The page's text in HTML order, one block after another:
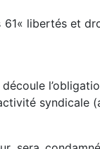
libertés et
syndicale